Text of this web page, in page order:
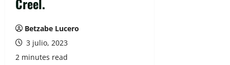
Betzabe Lucero
3 julio, 2023
2 minutes read